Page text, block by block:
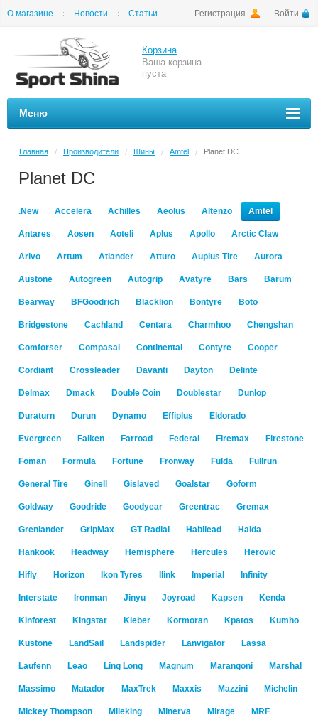
Регистрация Войти
О магазине Новости
Статьи
Корзина
Ваша корзина
пуста
Меню
Главная / Производители / Шины / Amtel / Planet DC
Planet DC
.New Accelera Achilles Aeolus Altenzo Amtel
Antares Aosen Aoteli Aplus Apollo Arctic Claw
Arivo Artum Atlander Atturo Auplus Tire Aurora
Austone Autogreen Autogrip Avatyre Bars Barum
Bearway BFGoodrich Blacklion Bontyre Boto
Bridgestone Cachland Centara Charmhoo Chengshan
Comforser Compasal Continental Contyre Cooper
Cordiant Crossleader Davanti Dayton Delinte
Delmax Dmack Double Coin Doublestar Dunlop
Duraturn Durun Dynamo Effiplus Eldorado
Evergreen Falken Farroad Federal Firemax Firestone
Foman Formula Fortune Fronway Fulda Fullrun
General Tire Ginell Gislaved Goalstar Goform
Goldway Goodride Goodyear Greentrac Gremax
Grenlander GripMax GT Radial Habilead Haida
Hankook Headway Hemisphere Hercules Herovic
Hifly Horizon Ikon Tyres Ilink Imperial Infinity
Interstate Ironman Jinyu Joyroad Kapsen Kenda
Kinforest Kingstar Kleber Kormoran Kpatos Kumho
Kustone LandSail Landspider Lanvigator Lassa
Laufenn Leao Ling Long Magnum Marangoni Marshal
Massimo Matador MaxTrek Maxxis Mazzini Michelin
Mickey Thompson Mileking Minerva Mirage MRF